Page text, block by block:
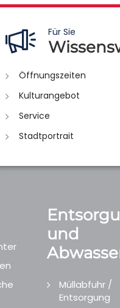
Für Sie
Öffnungszeiten
Kulturangebot
Service
Stadtportrait
und
Müllabfuhr /
Entsorgung